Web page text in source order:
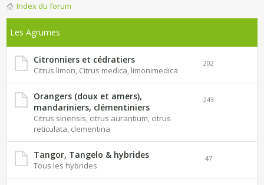
Index du forum
Les Agrumes
Citronniers et cédratiers
Citrus limon, Citrus medica, limonimedica
202
Orangers (doux et amers),
mandariniers, clémentiniers
Citrus sinensis, citrus aurantium, citrus
reticulata, clementina
243
Tangor, Tangelo & hybrides
Tous les hybrides
47